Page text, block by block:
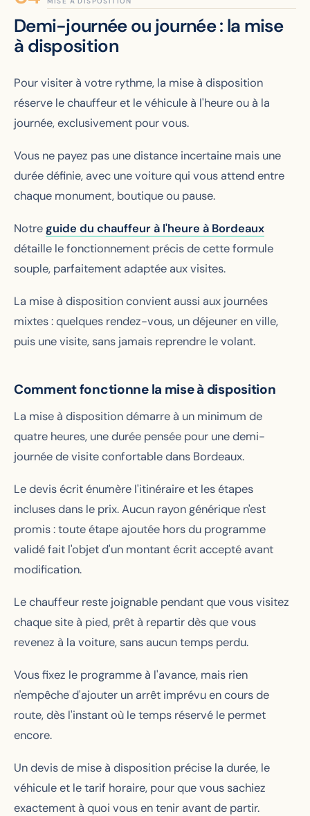
Demi-journée ou journée : la mise
à disposition
Pour visiter à votre rythme, la mise à disposition
réserve le chauffeur et le véhicule à l'heure ou à la
journée, exclusivement pour vous.
Vous ne payez pas une distance incertaine mais une
durée définie, avec une voiture qui vous attend entre
chaque monument, boutique ou pause.
Notreguide du chauffeur à l'heure à Bordeaux
détaille le fonctionnement précis de cette formule
souple, parfaitement adaptée aux visites.
La mise à disposition convient aussi aux journées
mixtes : quelques rendez-vous, un déjeuner en ville,
puis une visite, sans jamais reprendre le volant.
Comment fonctionne la mise à disposition
La mise à disposition démarre à un minimum de
quatre heures, une durée pensée pour une demi-
journée de visite confortable dans Bordeaux.
Le devis écrit énumère l'itinéraire et les étapes
incluses dans le prix. Aucun rayon générique n'est
promis : toute étape ajoutée hors du programme
validé fait l'objet d'un montant écrit accepté avant
modification.
Le chauffeur reste joignable pendant que vous visitez
chaque site à pied, prêt à repartir dès que vous
revenez à la voiture, sans aucun temps perdu.
Vous fixez le programme à l'avance, mais rien
n'empêche d'ajouter un arrêt imprévu en cours de
route, dès l'instant où le temps réservé le permet
encore.
Un devis de mise à disposition précise la durée, le
véhicule et le tarif horaire, pour que vous sachiez
exactement à quoi vous en tenir avant de partir.